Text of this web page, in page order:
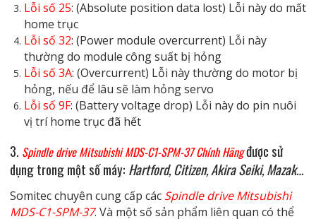
Lỗi số 25: (Absolute position data lost) Lỗi này do mất
home trục
Lỗi số 32: (Power module overcurrent) Lỗi này
thường do module công suất bị hỏng
Lỗi số 3A: (Overcurrent) Lỗi này thường do motor bị
hỏng, nếu để lâu sẽ làm hỏng servo
Lỗi số 9F: (Battery voltage drop) Lỗi này do pin nuôi
vị trí home trục đã hết
3. Spindle drive Mitsubishi MDS-C1-SPM-37 Chính Hãngđược sử
dụng trong một số máy: Hartford, Citizen, Akira Seiki, Mazak…
Somitec chuyên cung cấp các Spindle drive Mitsubishi
MDS-C1-SPM-37. Và một số sản phẩm liên quan có thể